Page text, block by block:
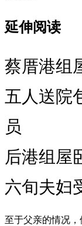
延伸阅读
蔡厝港组
五人送院
员
后港组屋
六旬夫妇
至于父亲的情况